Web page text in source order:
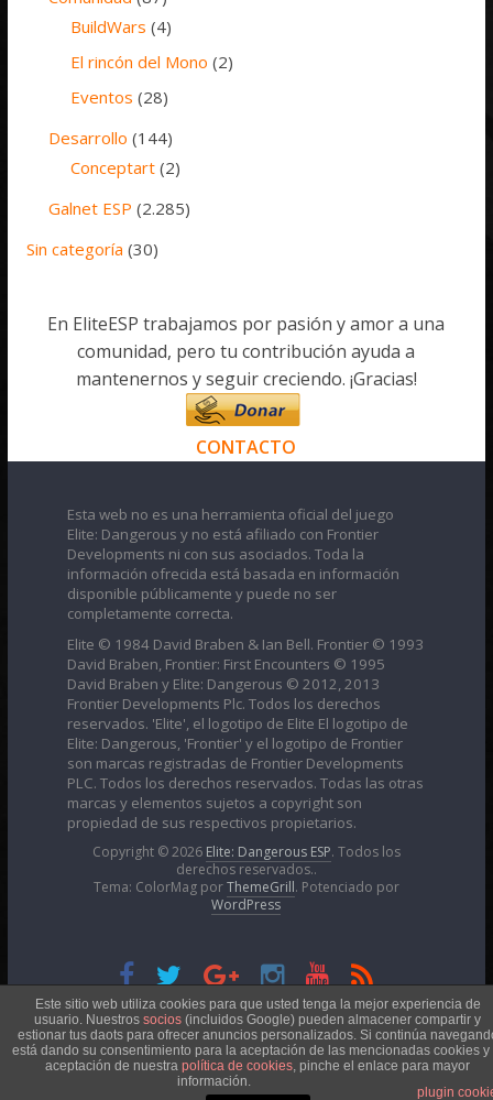
BuildWars (4)
El rincón del Mono (2)
Eventos (28)
Desarrollo (144)
Conceptart (2)
Galnet ESP (2.285)
Sin categoría (30)
En EliteESP trabajamos por pasión y amor a una
comunidad, pero tu contribución ayuda a
mantenernos y seguir creciendo. ¡Gracias!
CONTACTO
Esta web no es una herramienta oficial del juego
Elite: Dangerous y no está afiliado con Frontier
Developments ni con sus asociados. Toda la
información ofrecida está basada en información
disponible públicamente y puede no ser
completamente correcta.
Elite © 1984 David Braben & Ian Bell. Frontier © 1993
David Braben, Frontier: First Encounters © 1995
David Braben y Elite: Dangerous © 2012, 2013
Frontier Developments Plc. Todos los derechos
reservados. 'Elite', el logotipo de Elite El logotipo de
Elite: Dangerous, 'Frontier' y el logotipo de Frontier
son marcas registradas de Frontier Developments
PLC. Todos los derechos reservados. Todas las otras
marcas y elementos sujetos a copyright son
propiedad de sus respectivos propietarios.
Copyright © 2026 Elite: Dangerous ESP. Todos los
derechos reservados..
Tema: ColorMag porThemeGrill. Potenciado por
WordPress
Esta obra está bajo unaLicencia Creative Commons
Atribución-NoComercial 4.0 Internacional
Este sitio web utiliza cookies para que usted tenga la mejor experiencia de
usuario. Nuestros socios (incluidos Google) pueden almacener compartir y
estionar tus daots para ofrecer anuncios personalizados. Si continúa
está dando su consentimiento para la aceptación de las mencionadas cookies y
aceptación de nuestra política de cookies, pinche el enlace para mayor
información.
plugin